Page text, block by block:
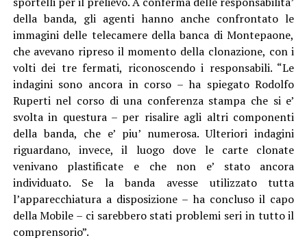
della banda, gli agenti hanno anche confrontato le
immagini delle telecamere della banca di Montepaone,
che avevano ripreso il momento della clonazione, con i
volti dei tre fermati, riconoscendo i responsabili. “Le
indagini sono ancora in corso – ha spiegato Rodolfo
Ruperti nel corso di una conferenza stampa che si e’
svolta in questura – per risalire agli altri componenti
della banda, che e’ piu’ numerosa. Ulteriori indagini
riguardano, invece, il luogo dove le carte clonate
venivano plastificate e che non e’ stato ancora
individuato. Se la banda avesse utilizzato tutta
l’apparecchiatura a disposizione – ha concluso il capo
della Mobile – ci sarebbero stati problemi seri in tutto il
comprensorio”.